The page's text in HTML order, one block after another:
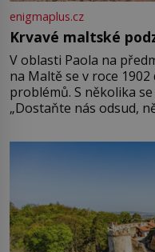
enigmaplus.cz
Krvavé maltské
V oblasti Paola na
na Maltě se v roce
problémů. S několika
„Dostaňte nás odsud,